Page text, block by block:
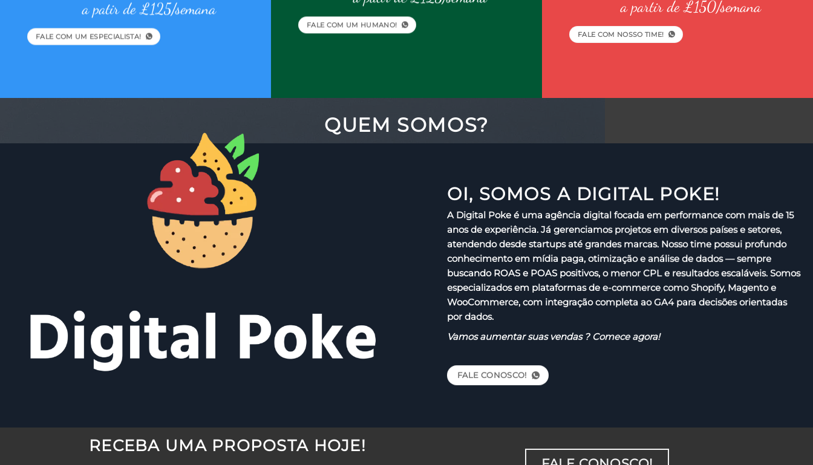
a patir de £125/semana
FALE COM UM ESPECIALISTA!
FALE COM UM HUMANO!
a partir de £150/semana
FALE COM NOSSO TIME!
QUEM SOMOS?
OI, SOMOS A DIGITAL POKE!
A Digital Poke é uma agência digital focada em performance com mais de 15
anos de experiência. Já gerenciamos projetos em diversos países e setores,
atendendo desde startups até grandes marcas. Nosso time possui profundo
conhecimento em mídia paga, otimização e análise de dados — sempre
buscando ROAS e POAS positivos, o menor CPL e resultados escaláveis. Somos
especializados em plataformas de e-commerce como Shopify, Magento e
WooCommerce, com integração completa ao GA4 para decisões orientadas
por dados.
Vamosaumentarsuas vendas ? Comece agora!
FALE CONOSCO!
RECEBA UMA PROPOSTA HOJE!